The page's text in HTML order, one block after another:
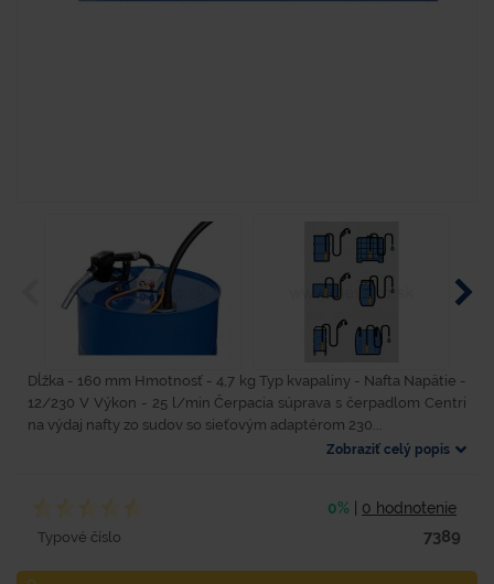
Dĺžka - 160 mm Hmotnosť - 4,7 kg Typ kvapaliny - Nafta Napätie -
12/230 V Výkon - 25 l/min Čerpacia súprava s čerpadlom Centri
na výdaj nafty zo sudov so sieťovým adaptérom 230...
Zobraziť celý popis
0% 0 hodnotenie
Typové číslo 7389